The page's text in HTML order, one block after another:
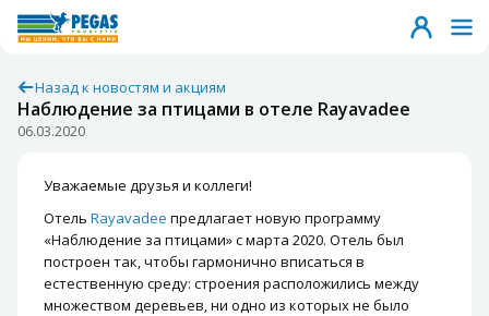
Назад к новостям и акциям
Наблюдение за птицами в отеле Rayavadee
06.03.2020
Уважаемые друзья и коллеги!
Отель Rayavadee предлагает новую программу
«Наблюдение за птицами» с марта 2020. Отель был
построен так, чтобы гармонично вписаться в
естественную среду: строения расположились между
множеством деревьев, ни одно из которых не было